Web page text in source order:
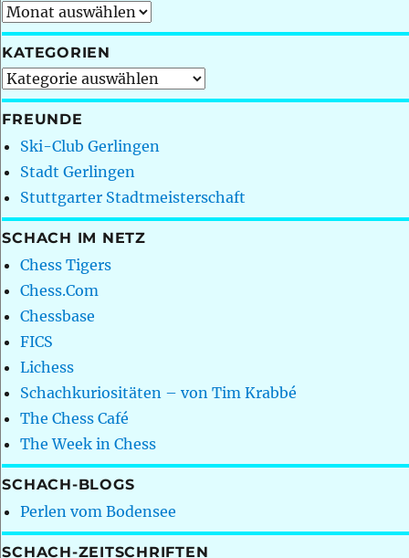
Archiv
KATEGORIEN
Kategorien
FREUNDE
Ski-Club Gerlingen
Stadt Gerlingen
Stuttgarter Stadtmeisterschaft
SCHACH IM NETZ
Chess Tigers
Chess.Com
Chessbase
FICS
Lichess
Schachkuriositäten – von Tim Krabbé
The Chess Café
The Week in Chess
SCHACH-BLOGS
Perlen vom Bodensee
SCHACH-ZEITSCHRIFTEN